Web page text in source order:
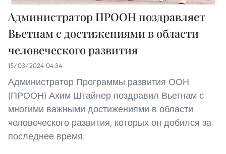
Администратор ПРООН поздравляет
Вьетнам с достижениями в области
человеческого развития
15/03/2024 04:34
Администратор Программы развития ООН
(ПРООН) Ахим Штайнер поздравил Вьетнам с
многими важными достижениями в области
человеческого развития, которых он добился за
последнее время.